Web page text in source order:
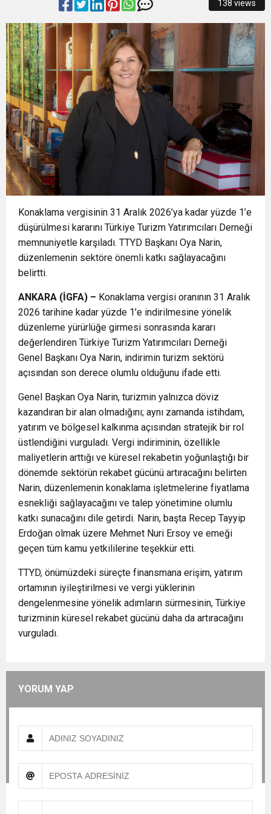
138 views
Konaklama vergisinin 31 Aralık 2026’ya kadar yüzde 1’e
düşürülmesi kararını Türkiye Turizm Yatırımcıları Derneği
memnuniyetle karşıladı. TTYD Başkanı Oya Narin,
düzenlemenin sektöre önemli katkı sağlayacağını
belirtti.
ANKARA (İGFA) – Konaklama vergisi oranının 31 Aralık
2026 tarihine kadar yüzde 1’e indirilmesine yönelik
düzenleme yürürlüğe girmesi sonrasında kararı
değerlendiren Türkiye Turizm Yatırımcıları Derneği
Genel Başkanı Oya Narin, indirimin turizm sektörü
açısından son derece olumlu olduğunu ifade etti.
Genel Başkan Oya Narin, turizmin yalnızca döviz
kazandıran bir alan olmadığını; aynı zamanda istihdam,
yatırım ve bölgesel kalkınma açısından stratejik bir rol
üstlendiğini vurguladı. Vergi indiriminin, özellikle
maliyetlerin arttığı ve küresel rekabetin yoğunlaştığı bir
dönemde sektörün rekabet gücünü artıracağını belirten
Narin, düzenlemenin konaklama işletmelerine fiyatlama
esnekliği sağlayacağını ve talep yönetimine olumlu
katkı sunacağını dile getirdi. Narin, başta Recep Tayyip
Erdoğan olmak üzere Mehmet Nuri Ersoy ve emeği
geçen tüm kamu yetkililerine teşekkür etti.
TTYD, önümüzdeki süreçte finansmana erişim, yatırım
ortamının iyileştirilmesi ve vergi yüklerinin
dengelenmesine yönelik adımların sürmesinin, Türkiye
turizminin küresel rekabet gücünü daha da artıracağını
vurguladı.
YORUM YAP